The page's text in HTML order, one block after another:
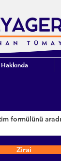
Hakkında
Zirai